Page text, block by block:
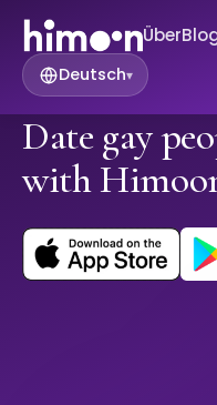
Über
Deutsch▾
Date gay
with